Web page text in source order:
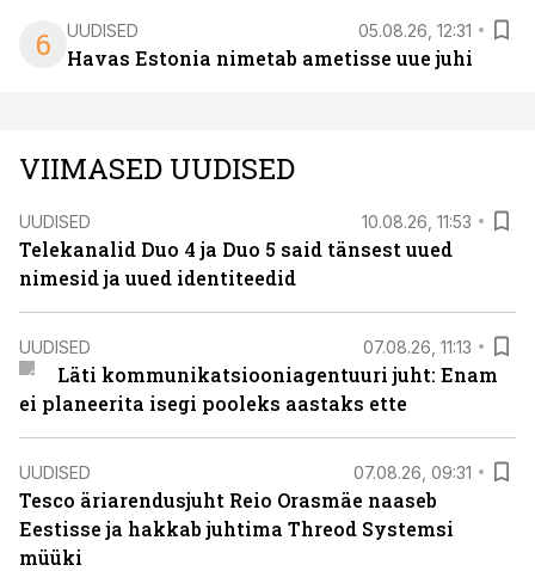
6 UUDISED 05.08.26, 12:31
Havas Estonia nimetab ametisse uue juhi
VIIMASED UUDISED
UUDISED 10.08.26, 11:53
Telekanalid Duo 4 ja Duo 5 said tänsest uued
nimesid ja uued identiteedid
UUDISED 07.08.26, 11:13
Läti kommunikatsiooniagentuuri juht: Enam
ei planeerita isegi pooleks aastaks ette
UUDISED 07.08.26, 09:31
Tesco äriarendusjuht Reio Orasmäe naaseb
Eestisse ja hakkab juhtima Threod Systemsi
müüki